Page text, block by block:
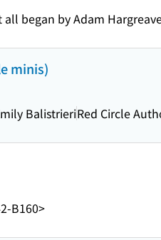
began by Adam
minis)
BalistrieriRed Circle
B160>